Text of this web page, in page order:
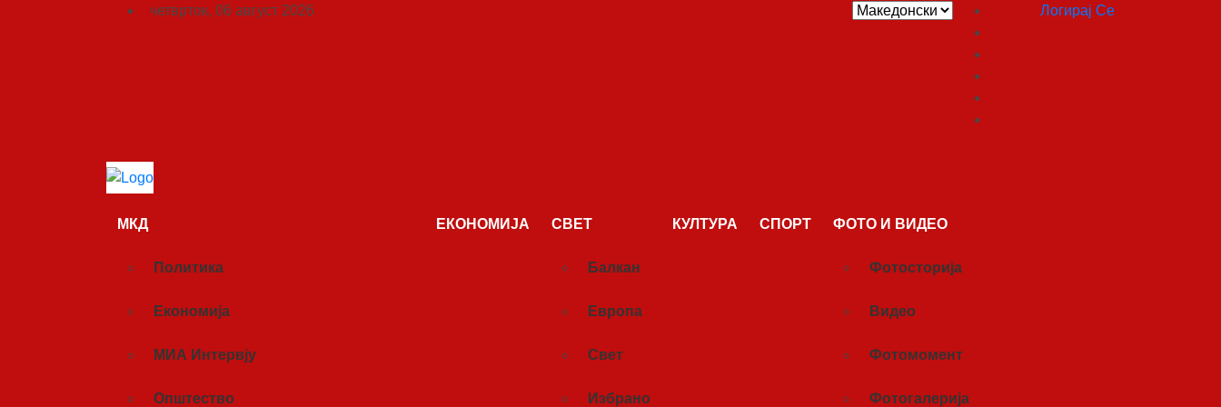
четврток, 06 август 2026 Логирај Се
МКД
Политика
Економија
МИА Интервју
Општество
ЕКОНОМИЈА СВЕТ
Балкан
Европа
Свет
Избрано
КУЛТУРА СПОРТ ФОТО И ВИДЕО
Фотосторија
Видео
Фотомомент
Фотогалерија